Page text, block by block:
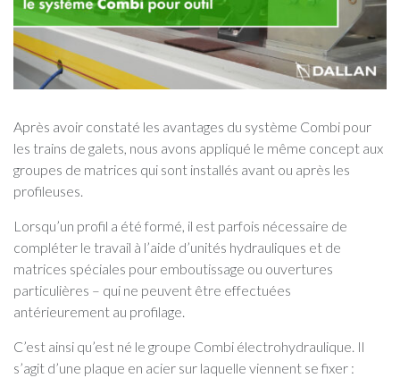
Après avoir constaté les avantages du système Combi pour
les trains de galets, nous avons appliqué le même concept aux
groupes de matrices qui sont installés avant ou après les
profileuses.
Lorsqu’un profil a été formé, il est parfois nécessaire de
compléter le travail à l’aide d’unités hydrauliques et de
matrices spéciales pour emboutissage ou ouvertures
particulières – qui ne peuvent être effectuées
antérieurement au profilage.
C’est ainsi qu’est né le groupe Combi électrohydraulique. Il
s’agit d’une plaque en acier sur laquelle viennent se fixer :